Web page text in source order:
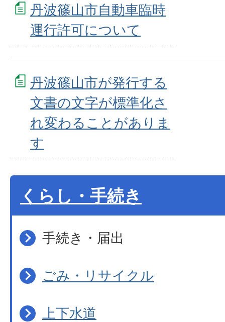
丹波篠山市自動車臨時
運行許可について
丹波篠山市が発行する
文書の文字が標準化さ
れ変わることがありま
す
くらし・手続き
手続き・届出
ごみ・リサイクル
上下水道